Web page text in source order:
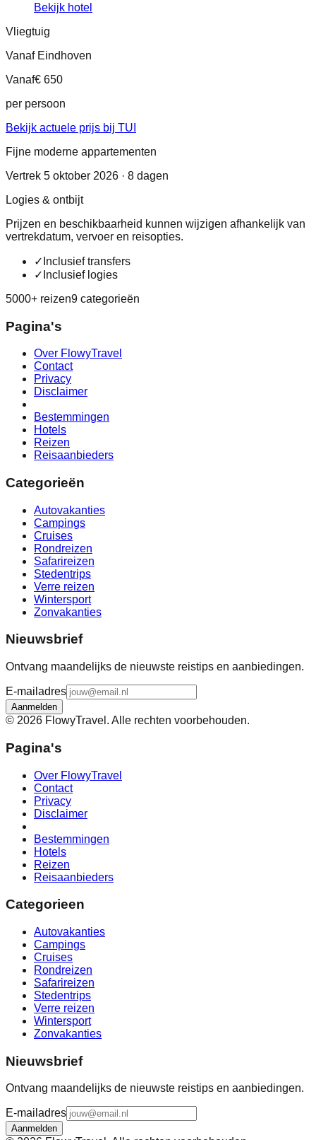
Bekijk hotel
Vliegtuig
Vanaf Eindhoven
Vanaf€ 650
per persoon
Bekijk actuele prijs bij TUI
Fijne moderne appartementen
Vertrek 5 oktober 2026 · 8 dagen
Logies & ontbijt
Prijzen en beschikbaarheid kunnen wijzigen afhankelijk van
vertrekdatum, vervoer en reisopties.
✓ Inclusief transfers
✓ Inclusief logies
5000+ reizen9 categorieën
Pagina's
Over FlowyTravel
Contact
Privacy
Disclaimer
Bestemmingen
Hotels
Reizen
Reisaanbieders
Categorieën
Autovakanties
Campings
Cruises
Rondreizen
Safarireizen
Stedentrips
Verre reizen
Wintersport
Zonvakanties
Nieuwsbrief
Ontvang maandelijks de nieuwste reistips en aanbiedingen.
E-mailadres
Aanmelden
© 2026 FlowyTravel. Alle rechten voorbehouden.
Pagina's
Over FlowyTravel
Contact
Privacy
Disclaimer
Bestemmingen
Hotels
Reizen
Reisaanbieders
Categorieen
Autovakanties
Campings
Cruises
Rondreizen
Safarireizen
Stedentrips
Verre reizen
Wintersport
Zonvakanties
Nieuwsbrief
Ontvang maandelijks de nieuwste reistips en aanbiedingen.
E-mailadres
Aanmelden